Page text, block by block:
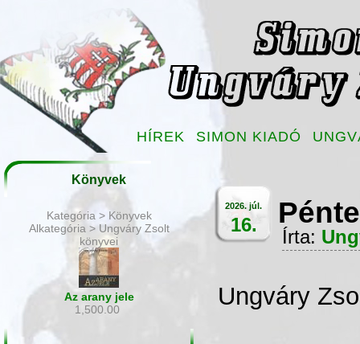
HÍREK SIMON KIADÓ
Könyvek
Kategória > Könyvek
Alkategória > Ungváry Zsolt
könyvei
Az arany jele
1,500.00
2026. júl.
16.
Írta:
Ungváry